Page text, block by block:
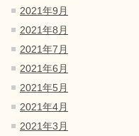
2021年9月
2021年8月
2021年7月
2021年6月
2021年5月
2021年4月
2021年3月